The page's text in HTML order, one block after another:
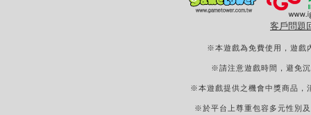
客戶問題
※本遊戲為免費使用，遊戲
※請注意遊戲時間，避免
※本遊戲提供之機會中獎商品，
※於平台上尊重包容多元性別